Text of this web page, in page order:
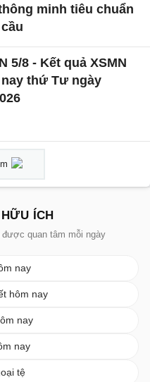
minh tiêu chuẩn
5/8 - Kết quả XSMN
nay thứ Tư ngày
ÍCH
quan tâm mỗi ngày
nay
hôm nay
nay
nay
tệ